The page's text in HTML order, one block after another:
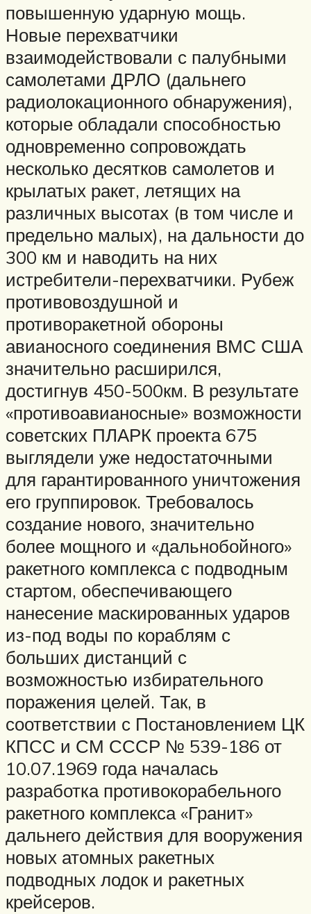
повышенную ударную мощь.
Новые перехватчики
взаимодействовали с палубными
самолетами ДРЛО (дальнего
радиолокационного обнаружения),
которые обладали способностью
одновременно сопровождать
несколько десятков самолетов и
крылатых ракет, летящих на
различных высотах (в том числе и
предельно малых), на дальности до
300 км и наводить на них
истребители-перехватчики. Рубеж
противовоздушной и
противоракетной обороны
авианосного соединения ВМС США
значительно расширился,
достигнув 450-500км. В результате
«противоавианосные» возможности
советских ПЛАРК проекта 675
выглядели уже недостаточными
для гарантированного уничтожения
его группировок. Требовалось
создание нового, значительно
более мощного и «дальнобойного»
ракетного комплекса с подводным
стартом, обеспечивающего
нанесение маскированных ударов
из-под воды по кораблям с
больших дистанций с
возможностью избирательного
поражения целей. Так, в
соответствии с Постановлением ЦК
КПСС и СМ СССР № 539-186 от
10.07.1969 года началась
разработка противокорабельного
ракетного комплекса «Гранит»
дальнего действия для вооружения
новых атомных ракетных
подводных лодок и ракетных
крейсеров.